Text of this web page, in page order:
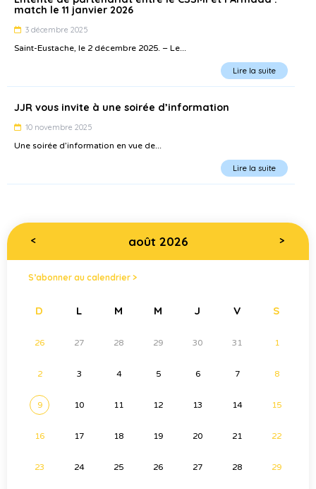
match le 11 janvier 2026
3 décembre 2025
Saint-Eustache, le 2 décembre 2025. – Le...
Lire la suite
JJR vous invite à une soirée d’information
10 novembre 2025
Une soirée d’information en vue de...
Lire la suite
< août 2026 >
S’abonner au calendrier >
D L M M J V S
26 27 28 29 30 31 1
2 3 4 5 6 7 8
9 10 11 12 13 14 15
16 17 18 19 20 21 22
23 24 25 26 27 28 29